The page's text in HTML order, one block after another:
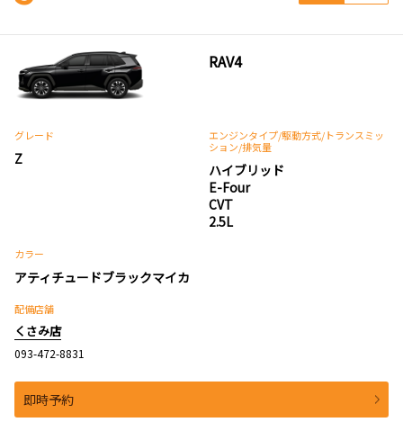
RAV4
グレード
Z
エンジンタイプ/駆動方式/トランスミッ
ション/排気量
ハイブリッド
E-Four
CVT
2.5L
カラー
アティチュードブラックマイカ
配備店舗
くさみ店
093-472-8831
即時予約